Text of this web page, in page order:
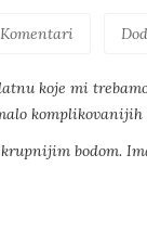
Komentari
koje mi
komplikovanijih
bodom.